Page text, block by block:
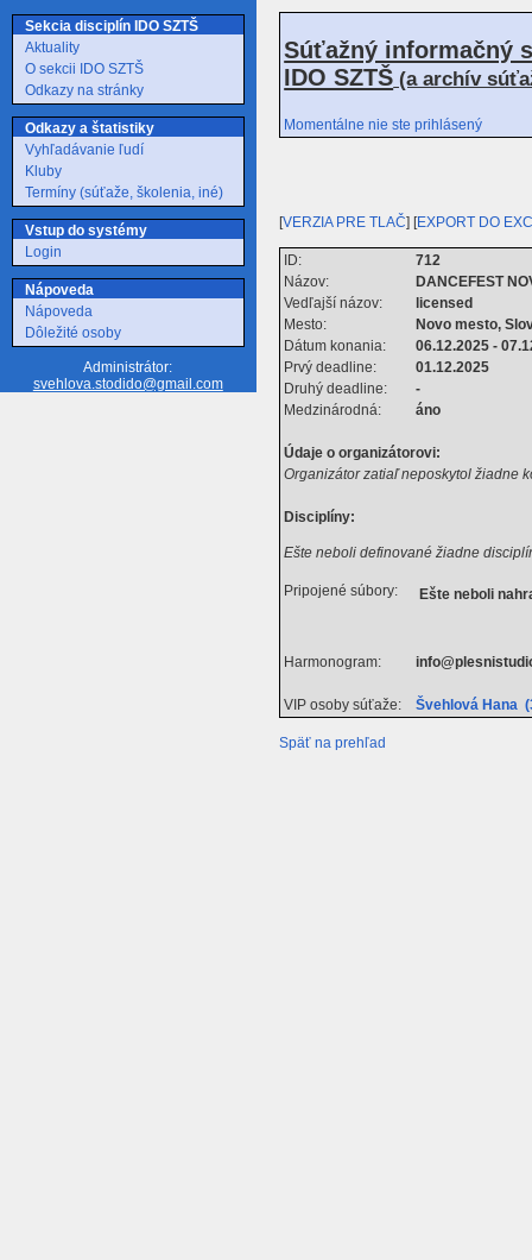
Sekcia disciplín IDO SZTŠ
Aktuality
O sekcii IDO SZTŠ
Odkazy na stránky
Odkazy a štatistiky
Vyhľadávanie ľudí
Kluby
Termíny (súťaže, školenia, iné)
Vstup do systémy
Login
Nápoveda
Nápoveda
Dôležité osoby
Administrátor:
svehlova.stodido@gmail.com
Súťažný informačný
IDO SZTŠ (a archív
Momentálne nie ste prihlásený
[VERZIA PRE TLAČ] [EXPORT DO
ID:
712
Názov:
DANCEFEST
Vedľajší názov:
licensed
Mesto:
Novo mesto,
Dátum konania:
06.12.2025 -
Prvý deadline:
01.12.2025
Druhý deadline:
-
Medzinárodná:
áno
Údaje o organizátorovi:
Organizátor zatiaľ neposkytol žiadne
Disciplíny:
Ešte neboli definované žiadne
Pripojené súbory: Ešte neboli
Harmonogram:
VIP osoby súťaže: Švehlová Hana
Späť na prehľad